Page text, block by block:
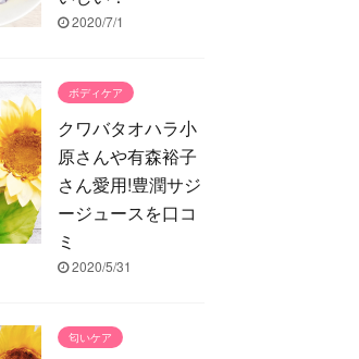
2020/7/1
ボディケア
クワバタオハラ小
原さんや有森裕子
さん愛用!豊潤サジ
ージュースを口コ
ミ
2020/5/31
匂いケア